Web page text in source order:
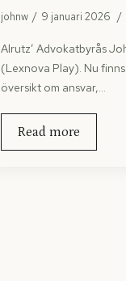
johnw 9 januari 2026
Alrutz’ Advokatbyrås
(Lexnova Play). Nu
översikt om ansvar,…
Read more